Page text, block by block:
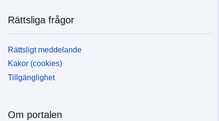
Rättsliga frågor
Rättsligt meddelande
Kakor (cookies)
Tillgänglighet
Om portalen